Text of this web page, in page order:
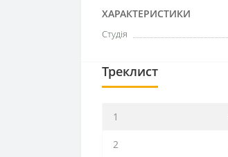
ХАРАКТЕРИСТИКИ
Студія
Треклист
1
2